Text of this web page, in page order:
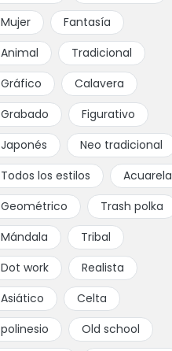
Mujer
Fantasía
Animal
Tradicional
Gráfico
Calavera
Grabado
Figurativo
Japonés
Neo tradicional
Todos los estilos
Acuarela
Geométrico
Trash polka
Mándala
Tribal
Dot work
Realista
Asiático
Celta
polinesio
Old school